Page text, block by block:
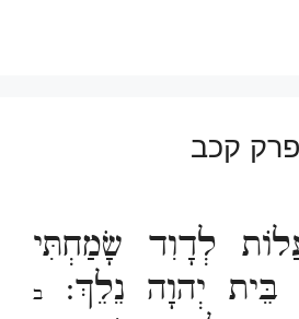
פרק קכב
לְדָוִד שָׂמַחְתִּי
בֵּית יְהוָה נֵלֵךְ:
ב